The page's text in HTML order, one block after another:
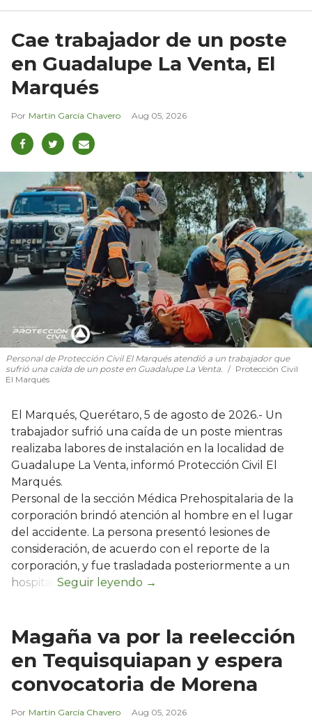
Cae trabajador de un poste
en Guadalupe La Venta, El
Marqués
Martín García Chavero Aug 05, 2026
Personal de Protección Civil El Marqués atendió a un trabajador que
sufrió una caída de un poste en Guadalupe La Venta.
Protección Civil
El Marqués
El Marqués, Querétaro, 5 de agosto de 2026.- Un
trabajador sufrió una caída de un poste mientras
realizaba labores de instalación en la localidad de
Guadalupe La Venta, informó Protección Civil El
Marqués.
Personal de la sección Médica Prehospitalaria de la
corporación brindó atención al hombre en el lugar
del accidente. La persona presentó lesiones de
consideración, de acuerdo con el reporte de la
corporación, y fue trasladada posteriormente a un
hospital.
Magaña va por la reelección
en Tequisquiapan y espera
convocatoria de Morena
Martín García Chavero Aug 05, 2026